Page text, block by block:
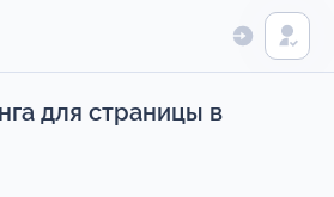
для страницы в